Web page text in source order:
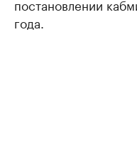
постановлении
года.